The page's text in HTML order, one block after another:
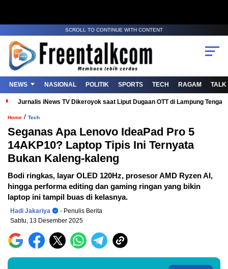
SCROLL TO CONTINUE WITH CONTENT
NEWS NASIONAL POLITIK SPORTS TECH RAGAM TALK
Jurnalis iNews TV Dikeroyok saat Liput Dugaan OTT di Lampung
Home / Tech
Seganas Apa Lenovo IdeaPad Pro 5
14AKP10? Laptop Tipis Ini Ternyata
Bukan Kaleng-kaleng
Bodi ringkas, layar OLED 120Hz, prosesor AMD Ryzen AI,
hingga performa editing dan gaming ringan yang bikin
laptop ini tampil buas di kelasnya.
Hadi Jakariya
- Penulis Berita
Sabtu, 13 Desember 2025